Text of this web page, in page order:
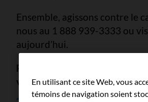
Ensemble, agissons contre le
nous au 1 888 939-3333 ou
aujourd’hui.
Pour de plus amples
veuillez communiquer avec :
Jack-Malcolm Samedi
En utilisant ce site Web, vous
témoins de navigation soient